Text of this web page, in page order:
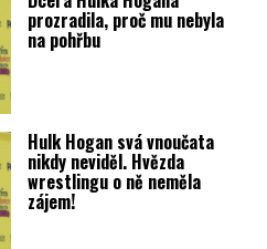
prozradila, proč mu nebyla
na pohřbu
Hulk Hogan svá vnoučata
nikdy neviděl. Hvězda
wrestlingu o ně neměla
zájem!